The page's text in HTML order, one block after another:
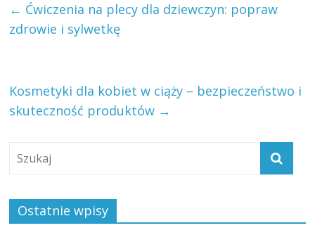
← Ćwiczenia na plecy dla dziewczyn: popraw
zdrowie i sylwetkę
Kosmetyki dla kobiet w ciąży – bezpieczeństwo i
skuteczność produktów →
Ostatnie wpisy